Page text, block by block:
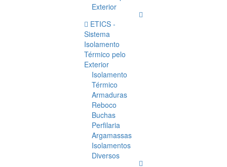
Exterior
ETICS -
Sistema
Isolamento
Térmico pelo
Exterior
Isolamento
Térmico
Armaduras
Reboco
Buchas
Perfilaria
Argamassas
Isolamentos
Diversos